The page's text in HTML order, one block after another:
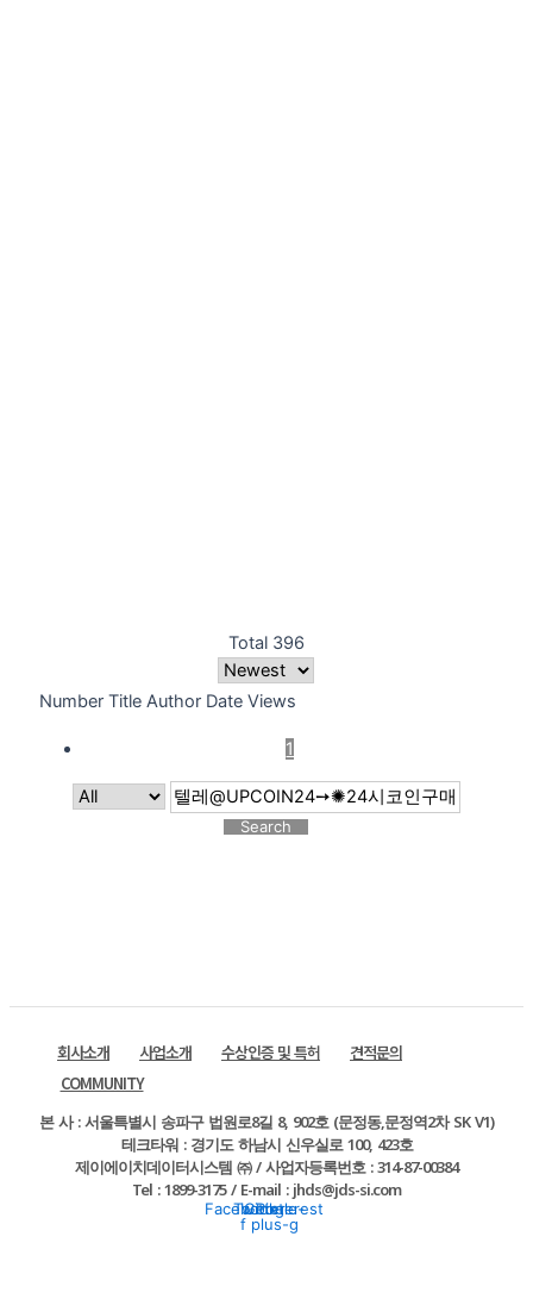
Total 396
Number Title Author Date Views
1
Search
회사소개 사업소개 수상인증 및 특허
견적문의
COMMUNITY
본 사 : 서울특별시 송파구 법원로8길 8, 902호 (문정동,문정역2차 SK V1)
테크타워 : 경기도 하남시 신우실로 100, 423호
제이에이치데이터시스템 ㈜ / 사업자등록번호 : 314-87-00384
Tel : 1899-3175 / E-mail : jhds@jds-si.com
Facebook-
f
Twitter
Google-
plus-g
Pinterest